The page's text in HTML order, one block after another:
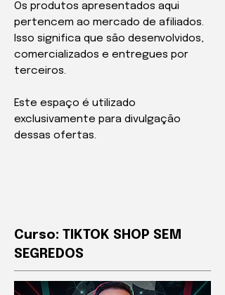
Os produtos apresentados aqui
pertencem ao mercado de afiliados.
Isso significa que são desenvolvidos,
comercializados e entregues por
terceiros.
Este espaço é utilizado
exclusivamente para divulgação
dessas ofertas.
Curso: TIKTOK SHOP SEM
SEGREDOS